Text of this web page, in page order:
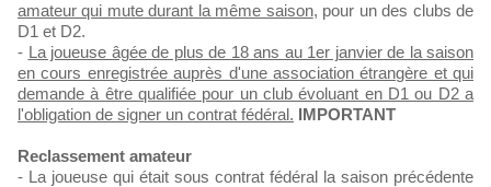
amateur qui mute durant la même saison, pour un des clubs de
D1 et D2.
- La joueuse âgée de plus de 18 ans au 1er janvier de la saison
en cours enregistrée auprès d'une association étrangère et qui
demande à être qualifiée pour un club évoluant en D1 ou D2 a
l'obligation de signer un contrat fédéral. IMPORTANT
Reclassement amateur
- La joueuse qui était sous contrat fédéral la saison précédente